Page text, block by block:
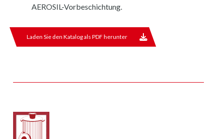
AEROSIL-Vorbeschichtung.
Laden Sie den Katalog als PDF herunter